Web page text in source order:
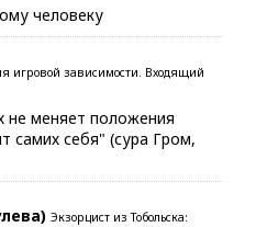
человеку
игровой зависимости. Входящий
не меняет положения
самих себя" (сура Гром,
Экзорцист из Тобольска: